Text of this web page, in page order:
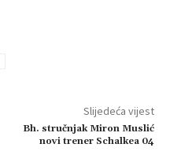
Slijedeća vijest
Bh. stručnjak Miron Muslić
novi trener Schalkea 04